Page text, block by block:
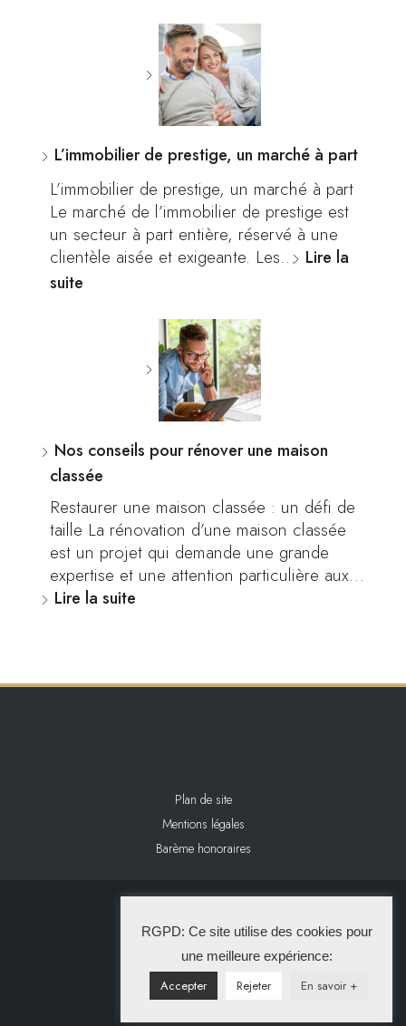
L’immobilier de prestige, un marché à part
L’immobilier de prestige, un marché à part
Le marché de l’immobilier de prestige est
un secteur à part entière, réservé à une
clientèle aisée et exigeante. Les… Lire la
suite
Nos conseils pour rénover une maison
classée
Restaurer une maison classée : un défi de
taille La rénovation d’une maison classée
est un projet qui demande une grande
expertise et une attention particulière aux…
Lire la suite
Plan de site
Mentions légales
Barème honoraires
La Solution Immo
RGPD: Ce site utilise des cookies pour
une meilleure expérience:
Accepter Rejeter En savoir +